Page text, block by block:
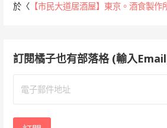
於〈 【市民大道居酒屋】東京。酒食製作
訂閱橘子也有部落格 (輸入